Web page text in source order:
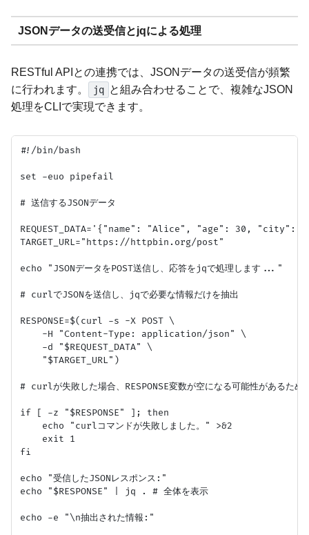
JSONデータの送受信とjqによる処理
RESTful APIとの連携では、JSONデータの送受信が頻繁
に行われます。
jq と組み合わせることで、複雑なJSON
処理をCLIで実現できます。
#!/bin/bash
set -euo pipefail
# 送信するJSONデータ
REQUEST_DATA='{"name": "Alice", "age": 30, "city":
TARGET_URL="https://httpbin.org/post"
echo "JSONデータをPOST送信し、応答をjqで処理します..."
# curlでJSONを送信し、jqで必要な情報だけを抽出
RESPONSE=$(curl -s -X POST \
    -H "Content-Type: application/json" \
    -d "$REQUEST_DATA" \
    "$TARGET_URL")
# curlが失敗した場合、RESPONSE変数が空になる可能性があるため
if [ -z "$RESPONSE" ]; then
    echo "curlコマンドが失敗しました。" >&2
    exit 1
fi
echo "受信したJSONレスポンス:"
echo "$RESPONSE" | jq . # 全体を表示
echo -e "\n抽出された情報:"